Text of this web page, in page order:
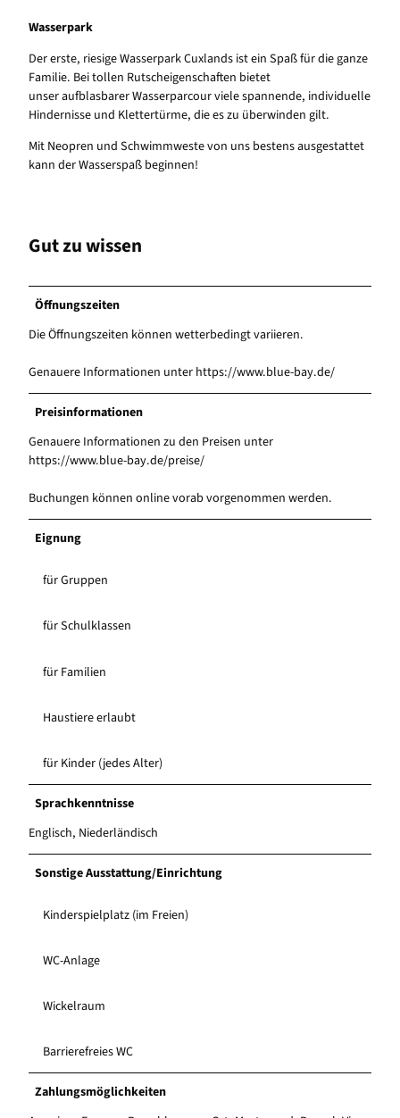
Wasserpark
Der erste, riesige Wasserpark Cuxlands ist ein Spaß für die ganze
Familie. Bei tollen Rutscheigenschaften bietet
unser aufblasbarer Wasserparcour viele spannende, individuelle
Hindernisse und Klettertürme, die es zu überwinden gilt.
Mit Neopren und Schwimmweste von uns bestens ausgestattet
kann der Wasserspaß beginnen!
Gut zu wissen
Öffnungszeiten
Die Öffnungszeiten können wetterbedingt variieren.
Genauere Informationen unter https://www.blue-bay.de/
Preisinformationen
Genauere Informationen zu den Preisen unter
https://www.blue-bay.de/preise/
Buchungen können online vorab vorgenommen werden.
Eignung
für Gruppen
für Schulklassen
für Familien
Haustiere erlaubt
für Kinder (jedes Alter)
Sprachkenntnisse
Englisch, Niederländisch
Sonstige Ausstattung/Einrichtung
Kinderspielplatz (im Freien)
WC-Anlage
Wickelraum
Barrierefreies WC
Zahlungsmöglichkeiten